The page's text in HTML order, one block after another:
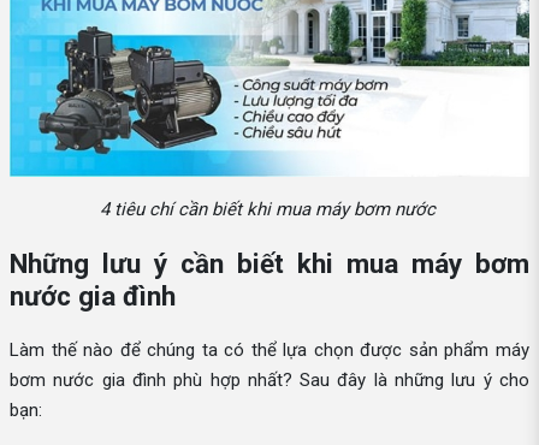
4 tiêu chí cần biết khi mua máy bơm nước
Những lưu ý cần biết khi mua máy bơm
nước gia đình
Làm thế nào để chúng ta có thể lựa chọn được sản phẩm máy
bơm nước gia đình phù hợp nhất? Sau đây là những lưu ý cho
bạn: